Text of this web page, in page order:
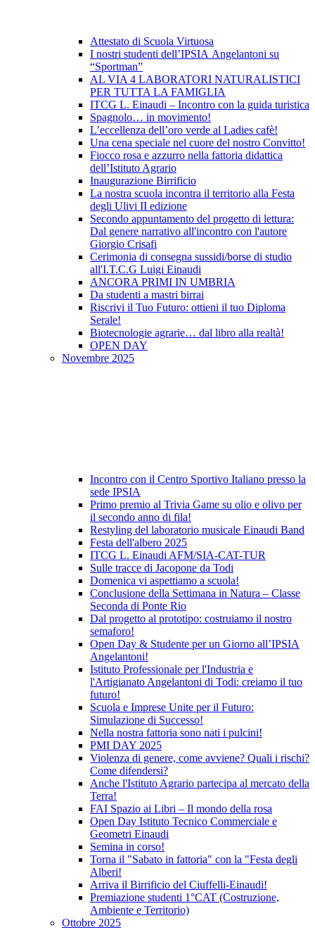
Attestato di Scuola Virtuosa
I nostri studenti dell’IPSIA Angelantoni su
“Sportman”
AL VIA 4 LABORATORI NATURALISTICI
PER TUTTA LA FAMIGLIA
ITCG L. Einaudi – Incontro con la guida turistica
Spagnolo… in movimento!
L’eccellenza dell’oro verde al Ladies cafè!
Una cena speciale nel cuore del nostro Convitto!
Fiocco rosa e azzurro nella fattoria didattica
dell’Istituto Agrario
Inaugurazione Birrificio
La nostra scuola incontra il territorio alla Festa
degli Ulivi II edizione
Secondo appuntamento del progetto di lettura:
Dal genere narrativo all'incontro con l'autore
Giorgio Crisafi
Cerimonia di consegna sussidi/borse di studio
all'I.T.C.G Luigi Einaudi
ANCORA PRIMI IN UMBRIA
Da studenti a mastri birrai
Riscrivi il Tuo Futuro: ottieni il tuo Diploma
Serale!
Biotecnologie agrarie… dal libro alla realtà!
OPEN DAY
Novembre 2025
Incontro con il Centro Sportivo Italiano presso la
sede IPSIA
Primo premio al Trivia Game su olio e olivo per
il secondo anno di fila!
Restyling del laboratorio musicale Einaudi Band
Festa dell'albero 2025
ITCG L. Einaudi AFM/SIA-CAT-TUR
Sulle tracce di Jacopone da Todi
Domenica vi aspettiamo a scuola!
Conclusione della Settimana in Natura – Classe
Seconda di Ponte Rio
Dal progetto al prototipo: costruiamo il nostro
semaforo!
Open Day & Studente per un Giorno all’IPSIA
Angelantoni!
Istituto Professionale per l'Industria e
l'Artigianato Angelantoni di Todi: creiamo il tuo
futuro!
Scuola e Imprese Unite per il Futuro:
Simulazione di Successo!
Nella nostra fattoria sono nati i pulcini!
PMI DAY 2025
Violenza di genere, come avviene? Quali i rischi?
Come difendersi?
Anche l'Istituto Agrario partecipa al mercato della
Terra!
FAI Spazio ai Libri – Il mondo della rosa
Open Day Istituto Tecnico Commerciale e
Geometri Einaudi
Semina in corso!
Torna il "Sabato in fattoria" con la "Festa degli
Alberi!
Arriva il Birrificio del Ciuffelli-Einaudi!
Premiazione studenti 1°CAT (Costruzione,
Ambiente e Territorio)
Ottobre 2025